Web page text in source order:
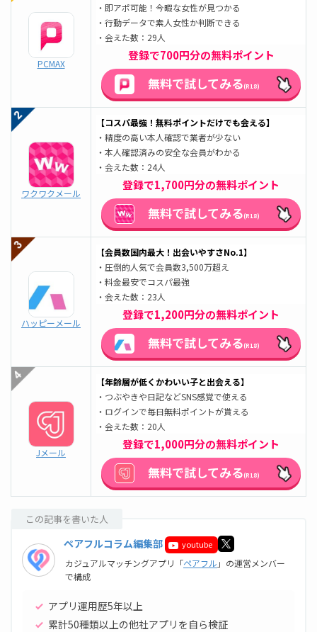
PCMAX
・即アポ可能！今暇な女性が見つかる
・行動データで素人女性か判断できる
・会えた数：29人
登録で700円分の無料ポイント
無料で試してみる(R18)
ワクワクメール
【コスパ最強！無料ポイントだけでも会える】
・精度の高い本人確認で業者が少ない
・本人確認済みの安全な会員がわかる
・会えた数：24人
登録で1,700円分の無料ポイント
無料で試してみる(R18)
ハッピーメール
【会員数国内最大！出会いやすさNo.1】
・圧倒的人気で会員数3,500万超え
・料金最安でコスパ最強
・会えた数：23人
登録で1,200円分の無料ポイント
無料で試してみる(R18)
Jメール
【年齢層が低くかわいい子と出会える】
・つぶやきや日記などSNS感覚で使える
・ログインで毎日無料ポイントが貰える
・会えた数：20人
登録で1,000円分の無料ポイント
無料で試してみる(R18)
この記事を書いた人
ペアフルコラム編集部 youtube
カジュアルマッチングアプリ「ペアフル 」の運営メンバー
で構成
アプリ運用歴5年以上
累計50種類以上の他社アプリを自ら検証